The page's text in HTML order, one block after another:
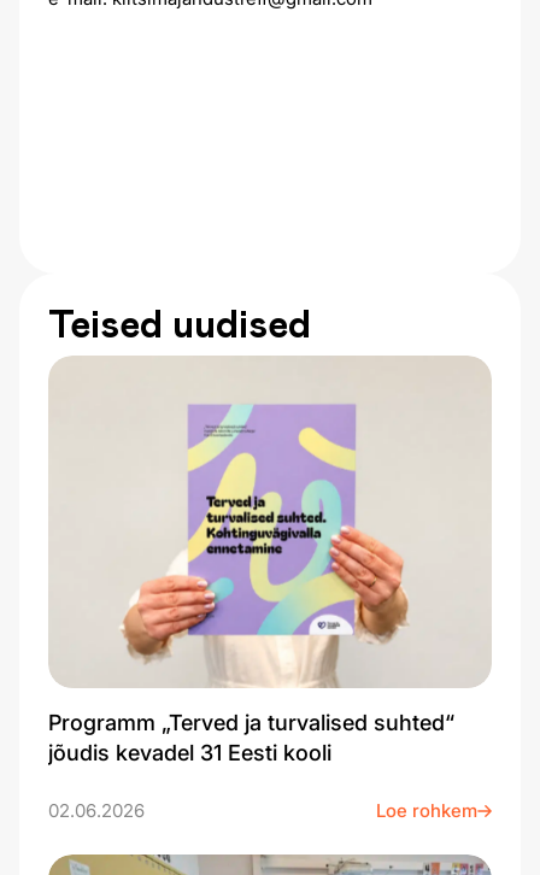
Teised uudised
Programm „Terved ja turvalised suhted“
jõudis kevadel 31 Eesti kooli
02.06.2026 Loe rohkem